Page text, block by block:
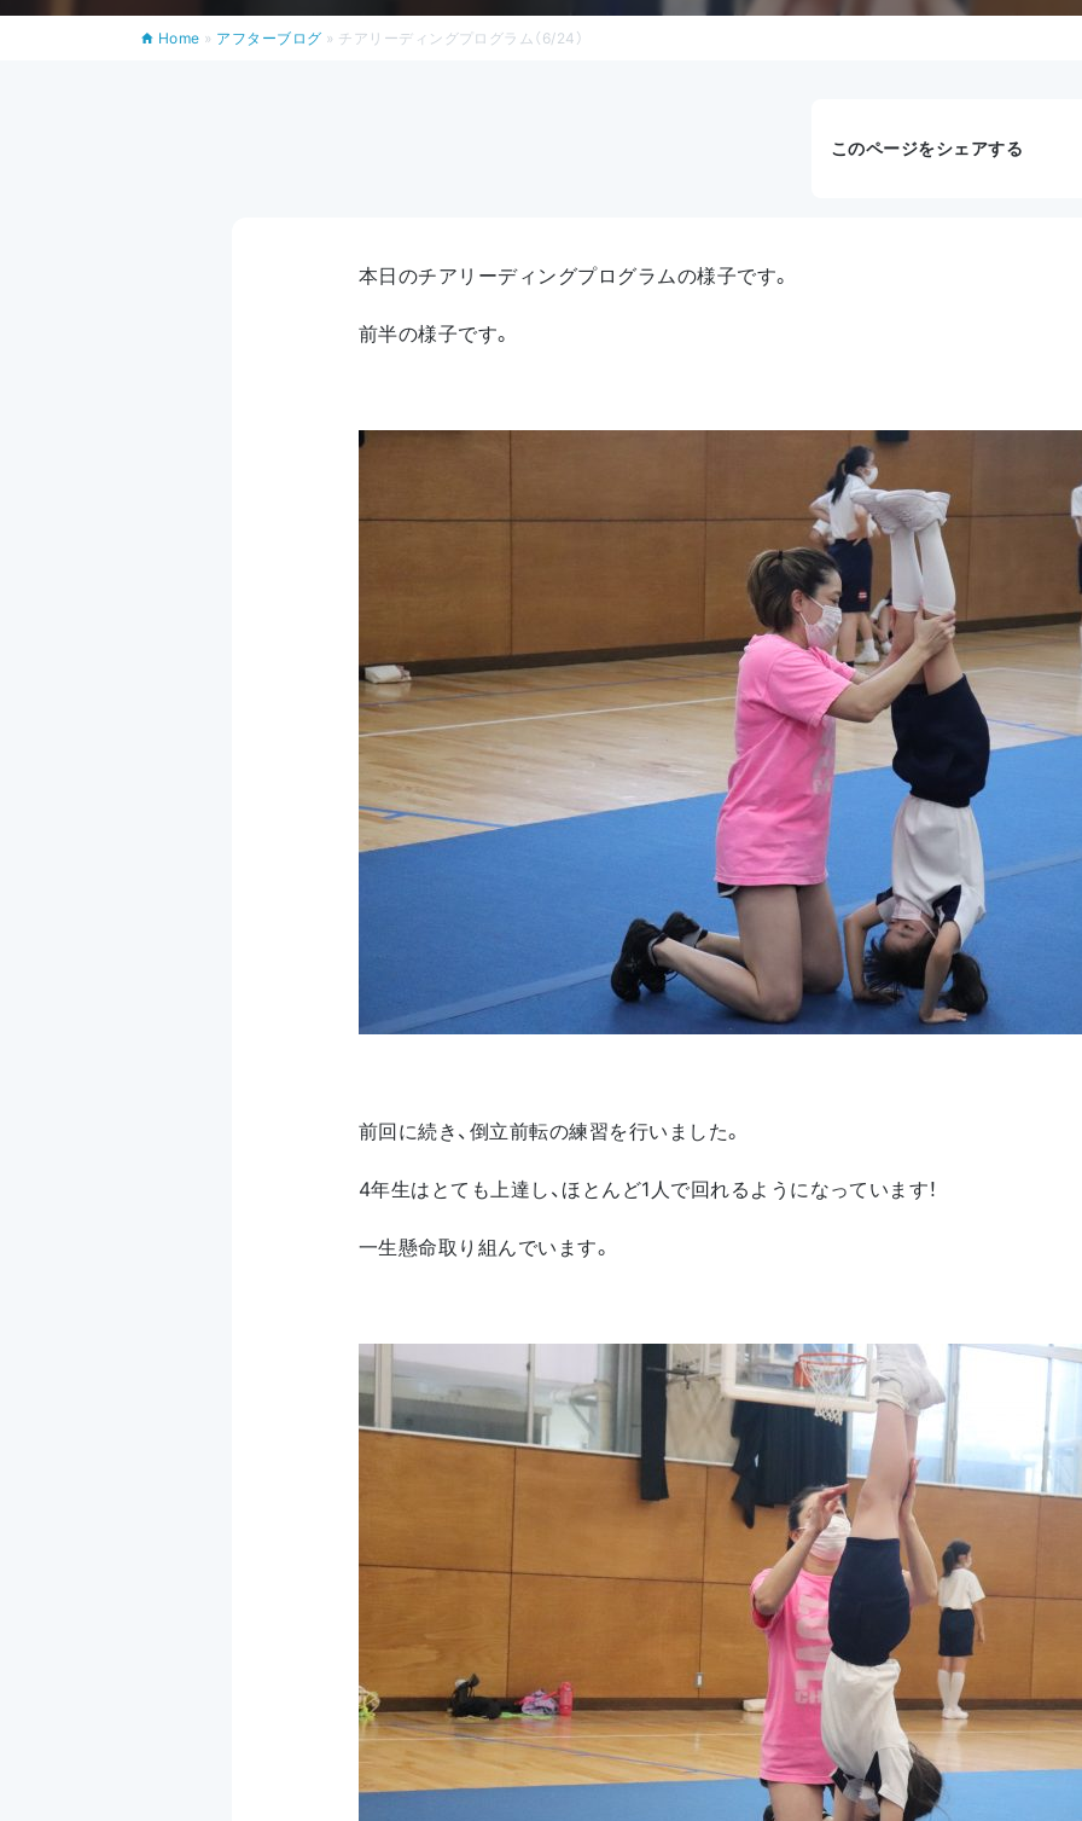
Home » アフターブログ » チアリーディングプログラム（6/24）
このページをシェアする
本日のチアリーディングプログラムの様子です。
前半の様子です。
前回に続き、倒立前転の練習を行いました。
4年生はとても上達し、ほとんど1人で回れるようになっています！
一生懸命取り組んでいます。